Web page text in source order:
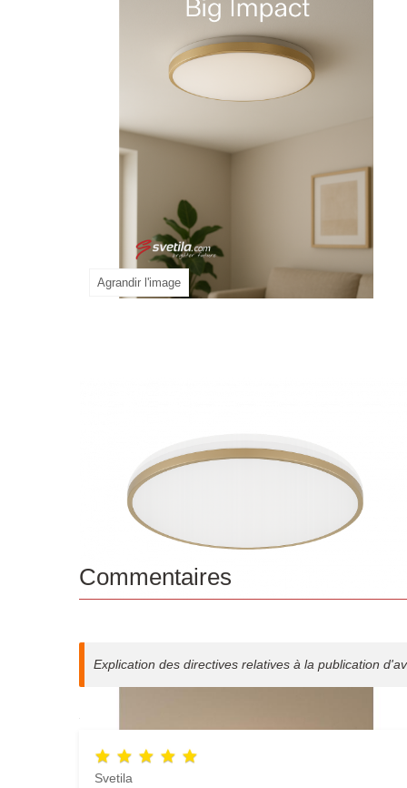
Agrandir l'image
Agrandir l'image
Commentaires
Explication des directives relatives à la publication
Svetila